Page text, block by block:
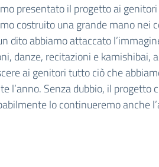
presentato il progetto ai
costruito una grande mano nei
dito abbiamo attaccato
danze, recitazioni e kamishibai,
ai genitori tutto ciò che
l’anno. Senza dubbio, il
lo continueremo anche